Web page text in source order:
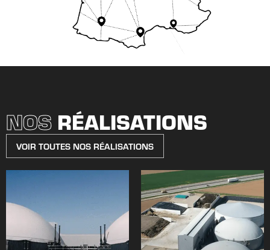
NOS RÉALISATIONS
VOIR TOUTES NOS RÉALISATIONS